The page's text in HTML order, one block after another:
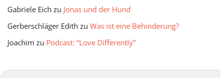
Gabriele Eich zu Jonas und der Hund
Gerberschläger Edith zu Was ist eine Behinderung?
Joachim zu Podcast: “Love Differently”